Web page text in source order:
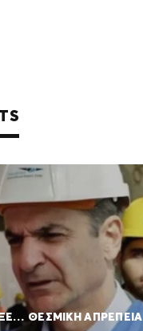
ΘΕΣΜΙΚΗ ΑΠΡΕΠΕΙΑ